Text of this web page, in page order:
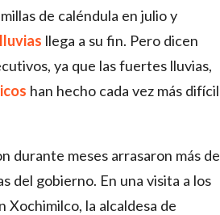
de caléndula en julio y
llega a su fin. Pero dicen
ya que las fuertes lluvias,
han hecho cada vez más difícil
durante meses arrasaron más de
del gobierno. En una visita a los
Xochimilco, la alcaldesa de